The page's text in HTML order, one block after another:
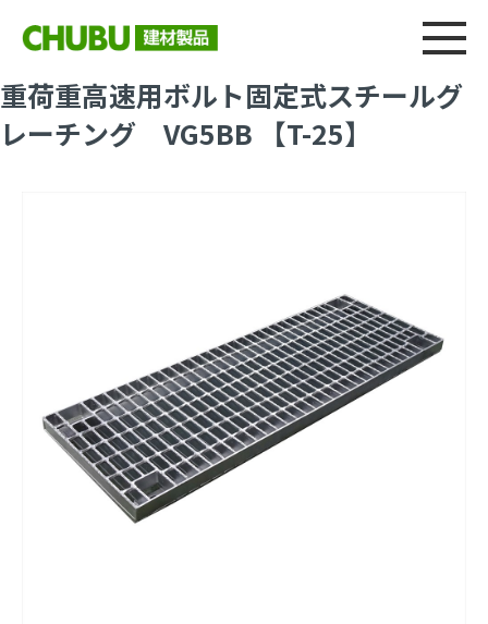
総合
重荷重高速用ボルト固定式スチールグ
レーチング VG5BB 【T-25】